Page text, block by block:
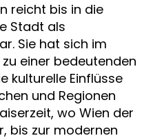
reicht bis in die
Stadt als
Sie hat sich im
einer bedeutenden
kulturelle Einflüsse
und Regionen
wo Wien der
bis zur modernen